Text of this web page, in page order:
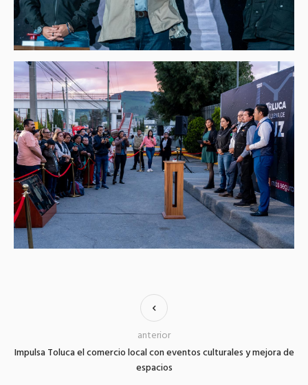
Impulsa Toluca el comercio local con eventos culturales y mejora de
espacios
anterior